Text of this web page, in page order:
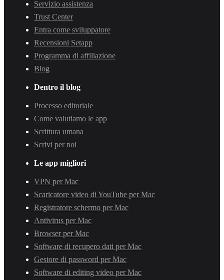
Servizio assistenza
Trust Center
Entra come sviluppatore
Recensioni Setapp
Programma di affiliazione
Blog
Dentro il blog
Processo editoriale
Come valutiamo le app
Scrittura umana
Scrivi per noi
Le app migliori
VPN per Mac
Scaricatore video di YouTube per Mac
Registratore schermo per Mac
Antivirus per Mac
Browser per Mac
Software di recupero dati per Mac
Gestore di password per Mac
Software di editing video per Mac